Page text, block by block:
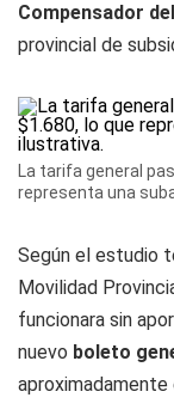
Compensador
provincial de
La tarifa general
representa una
Según el estudio
Movilidad
funcionara sin
nuevo boleto
aproximadamente